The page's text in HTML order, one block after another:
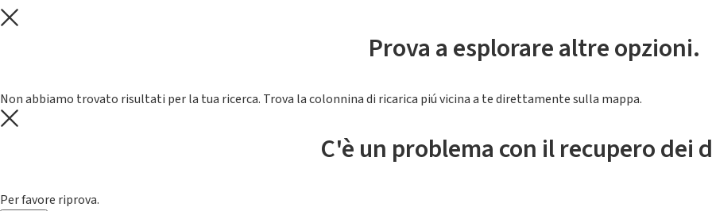
Prova a esplorare altre opzioni.
Non abbiamo trovato risultati per la tua ricerca. Trova la colonnina di ricarica piú vicina a te direttamente sulla mappa.
C'è un problema con il recupero dei
Per favore riprova.